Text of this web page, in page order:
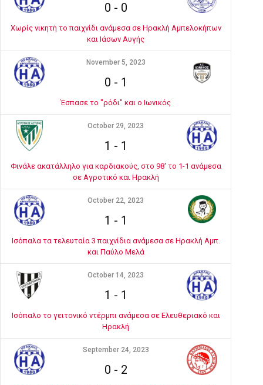
0 - 0
Χωρίς νικητή το παιχνίδι ανάμεσα σε Ηρακλή Αμπελοκήπων
και Ιάσων Αυγής
November 5, 2023
0 - 1
Έσπασε το "ρόδι" και ο Ιωνικός
October 29, 2023
1 - 1
Φινάλε ακατάλληλο για καρδιακούς, στο 98' το 1-1 ανάμεσα
σε Αγροτικό και Ηρακλή
October 22, 2023
1 - 1
Ισόπαλα τα τελευταία 3 παιχνίδια ανάμεσα σε Ηρακλή Αμπ.
και Παύλο Μελά
October 14, 2023
1 - 1
Ισόπαλο το γειτονικό ντέρμπι ανάμεσα σε Ελευθεριακό και
Ηρακλή
September 24, 2023
0 - 2